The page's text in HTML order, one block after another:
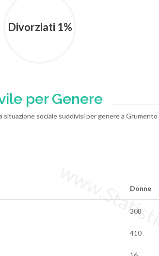
Divorziati 1%
per Genere
situazione sociale suddivisi per genere a Grumento
Donne
308
410